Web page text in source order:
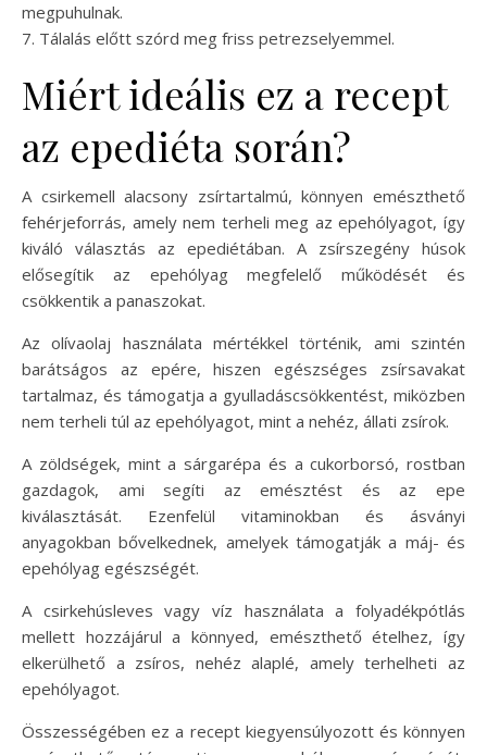
megpuhulnak.
7. Tálalás előtt szórd meg friss petrezselyemmel.
Miért ideális ez a recept
az epediéta során?
A csirkemell alacsony zsírtartalmú, könnyen emészthető
fehérjeforrás, amely nem terheli meg az epehólyagot, így
kiváló választás az epediétában. A zsírszegény húsok
elősegítik az epehólyag megfelelő működését és
csökkentik a panaszokat.
Az olívaolaj használata mértékkel történik, ami szintén
barátságos az epére, hiszen egészséges zsírsavakat
tartalmaz, és támogatja a gyulladáscsökkentést, miközben
nem terheli túl az epehólyagot, mint a nehéz, állati zsírok.
A zöldségek, mint a sárgarépa és a cukorborsó, rostban
gazdagok, ami segíti az emésztést és az epe
kiválasztását. Ezenfelül vitaminokban és ásványi
anyagokban bővelkednek, amelyek támogatják a máj- és
epehólyag egészségét.
A csirkehúsleves vagy víz használata a folyadékpótlás
mellett hozzájárul a könnyed, emészthető ételhez, így
elkerülhető a zsíros, nehéz alaplé, amely terhelheti az
epehólyagot.
Összességében ez a recept kiegyensúlyozott és könnyen